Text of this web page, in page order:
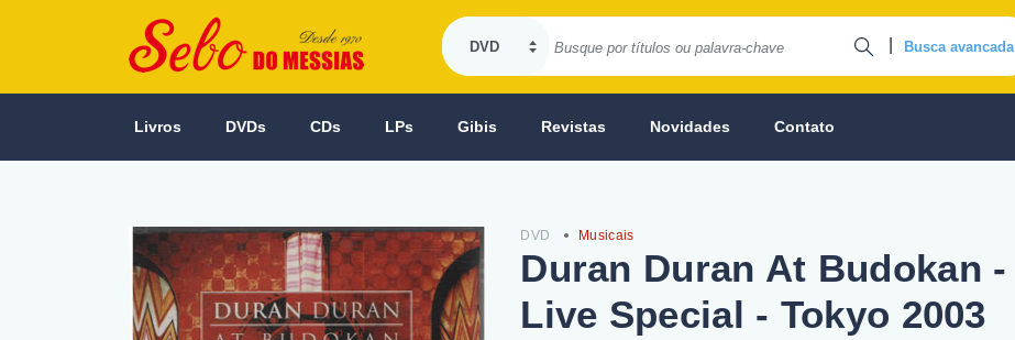
Busca avancada
Livros DVDs CDs LPs Gibis Revistas Novidades Contato
DVD Musicais
Duran Duran At Budokan -
Live Special - Tokyo 2003